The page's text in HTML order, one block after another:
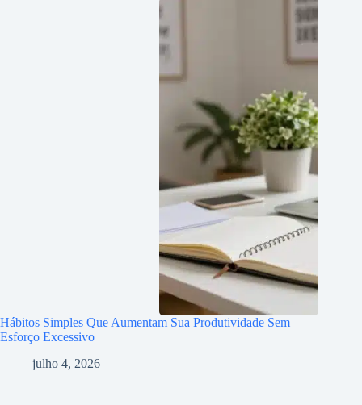
Hábitos Simples Que Aumentam Sua Produtividade Sem
Esforço Excessivo
julho 4, 2026